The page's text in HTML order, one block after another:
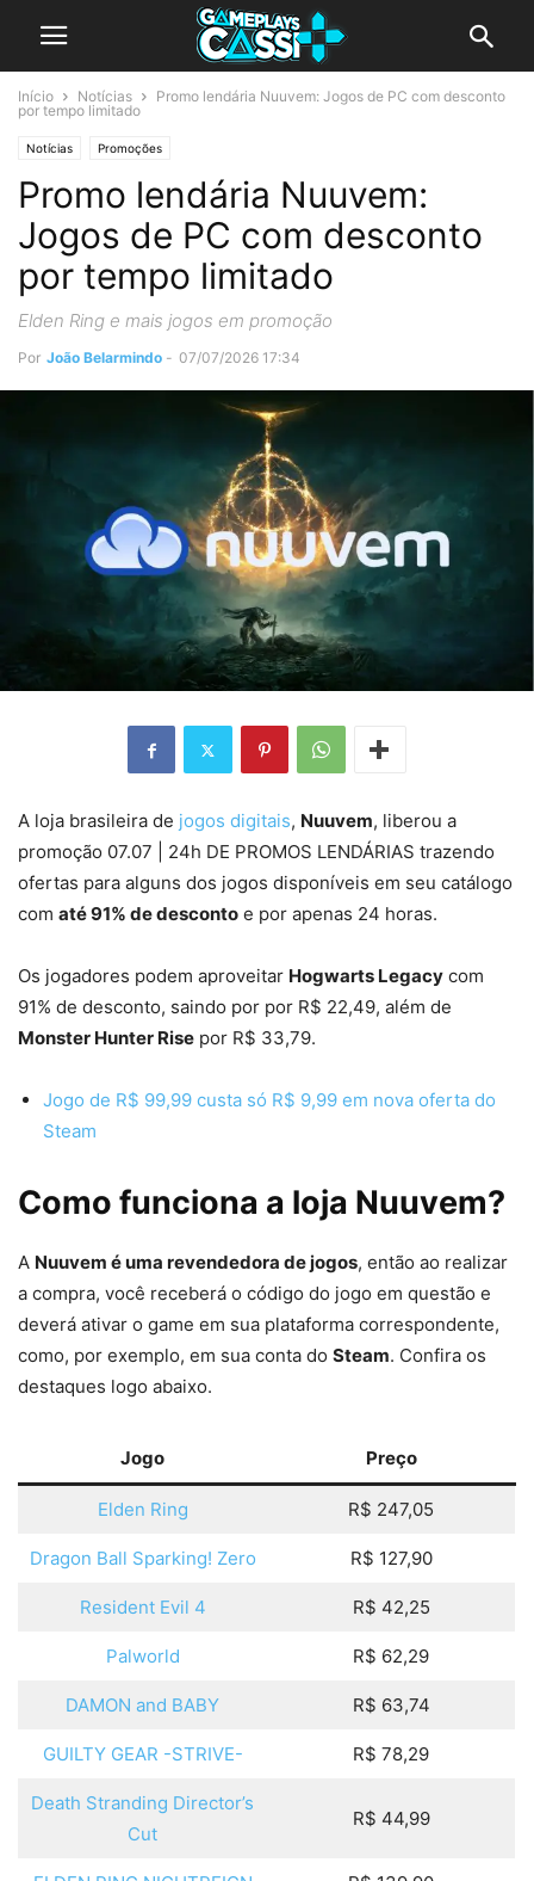
Início Notícias
Promo lendária Nuuvem: Jogos de PC com desconto
por tempo limitado
Notícias Promoções
Promo lendária Nuuvem:
Jogos de PC com desconto
por tempo limitado
Elden Ring e mais jogos em promoção
Por João Belarmindo - 07/07/2026 17:34
A loja brasileira de jogos digitais, Nuuvem, liberou a
promoção 07.07 | 24h DE PROMOS LENDÁRIAS trazendo
ofertas para alguns dos jogos disponíveis em seu catálogo
com até 91% de desconto e por apenas 24 horas.
Os jogadores podem aproveitar Hogwarts Legacy com
91% de desconto, saindo por por R$ 22,49, além de
Monster Hunter Rise por R$ 33,79.
Jogo de R$ 99,99 custa só R$ 9,99 em nova oferta do
Steam
Como funciona a loja Nuuvem?
A Nuuvem é uma revendedora de jogos, então ao realizar
a compra, você receberá o código do jogo em questão e
deverá ativar o game em sua plataforma correspondente,
como, por exemplo, em sua conta do Steam. Confira os
destaques logo abaixo.
Jogo Preço
Elden Ring R$ 247,05
Dragon Ball Sparking! Zero R$ 127,90
Resident Evil 4 R$ 42,25
Palworld R$ 62,29
DAMON and BABY R$ 63,74
GUILTY GEAR -STRIVE- R$ 78,29
Death Stranding Director’s
Cut
R$ 44,99